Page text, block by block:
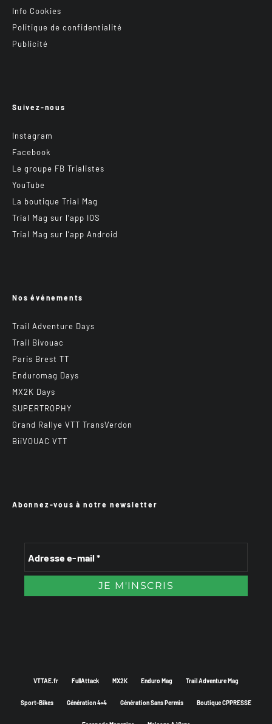
Info Cookies
Politique de confidentialité
Publicité
Suivez-nous
Instagram
Facebook
Le groupe FB Trialistes
YouTube
La boutique Trial Mag
Trial Mag sur l’app IOS
Trial Mag sur l’app Android
Nos événements
Trail Adventure Days
Trail Bivouac
Paris Brest TT
Enduromag Days
MX2K Days
SUPERTROPHY
Grand Rallye VTT TransVerdon
BiiVOUAC VTT
Abonnez-vous à notre newsletter
VTTAE.fr FullAttack MX2K Enduro Mag Trail Adventure Mag
Sport-Bikes Génération 4×4 Génération Sans Permis Boutique CPPRESSE